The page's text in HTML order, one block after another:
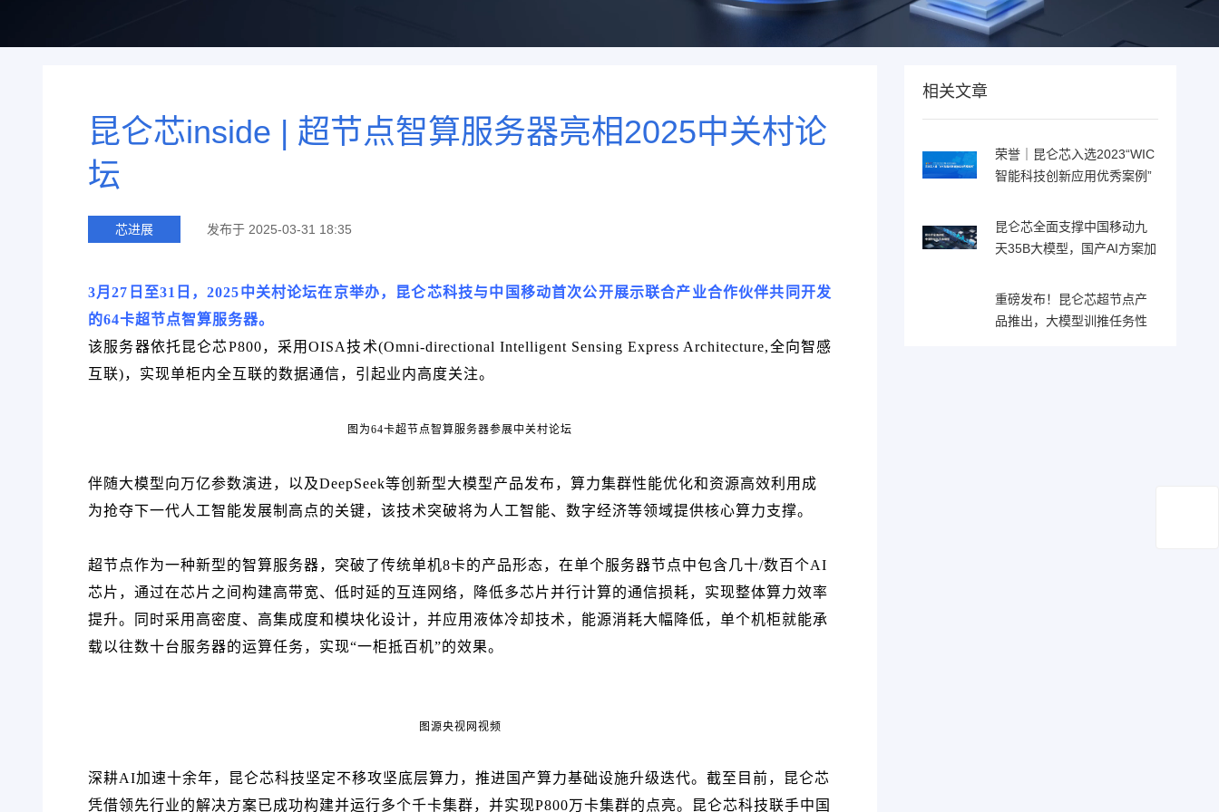
昆仑芯inside | 超节点智算服务器亮相2025中关村论
坛
芯进展 发布于 2025-03-31 18:35
3月27日至31日，2025中关村论坛在京举办，昆仑芯科技与中国移动首次公开展示联合产业合作伙伴共同开发
的64卡超节点智算服务器。
该服务器依托昆仑芯P800，采用OISA技术(Omni-directional Intelligent Sensing Express Architecture,全向智感
互联)，实现单柜内全互联的数据通信，引起业内高度关注。
图为64卡超节点智算服务器参展中关村论坛
伴随大模型向万亿参数演进，以及DeepSeek等创新型大模型产品发布，算力集群性能优化和资源高效利用成
为抢夺下一代人工智能发展制高点的关键，该技术突破将为人工智能、数字经济等领域提供核心算力支撑。
超节点作为一种新型的智算服务器，突破了传统单机8卡的产品形态，在单个服务器节点中包含几十/数百个AI
芯片，通过在芯片之间构建高带宽、低时延的互连网络，降低多芯片并行计算的通信损耗，实现整体算力效率
提升。同时采用高密度、高集成度和模块化设计，并应用液体冷却技术，能源消耗大幅降低，单个机柜就能承
载以往数十台服务器的运算任务，实现“一柜抵百机”的效果。
图源央视网视频
深耕AI加速十余年，昆仑芯科技坚定不移攻坚底层算力，推进国产算力基础设施升级迭代。截至目前，昆仑芯
凭借领先行业的解决方案已成功构建并运行多个千卡集群，并实现P800万卡集群的点亮。昆仑芯科技联手中国
相关文章
荣誉｜昆仑芯入选2023“WIC
智能科技创新应用优秀案例”
昆仑芯全面支撑中国移动九
天35B大模型，国产AI方案加
重磅发布！昆仑芯超节点产
品推出，大模型训推任务性